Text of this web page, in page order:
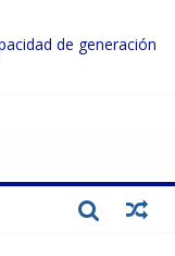
de generación
eléctricas
sector privado para
del SEN